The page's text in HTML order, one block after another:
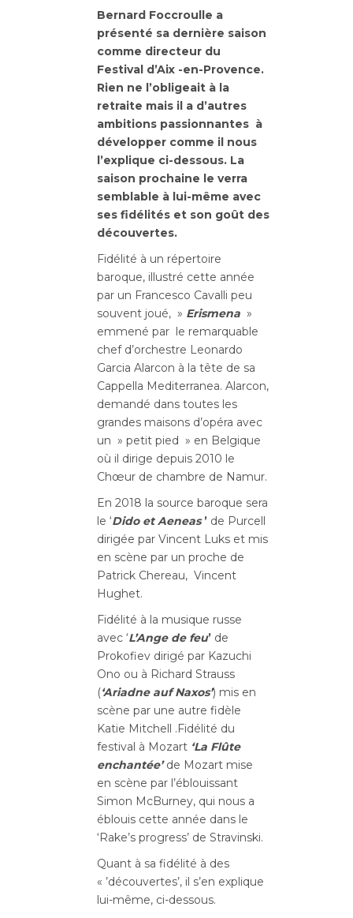
Bernard Foccroulle a
présenté sa dernière saison
comme directeur du
Festival d’Aix -en-Provence.
Rien ne l’obligeait à la
retraite mais il a d’autres
ambitions passionnantes à
développer comme il nous
l’explique ci-dessous. La
saison prochaine le verra
semblable à lui-même avec
ses fidélités et son goût des
découvertes.
Fidélité à un répertoire
baroque, illustré cette année
par un Francesco Cavalli peu
souvent joué, » Erismena »
emmené par le remarquable
chef d’orchestre Leonardo
Garcia Alarcon à la tête de sa
Cappella Mediterranea. Alarcon,
demandé dans toutes les
grandes maisons d’opéra avec
un » petit pied » en Belgique
où il dirige depuis 2010 le
Chœur de chambre de Namur.
En 2018 la source baroque sera
le ‘Dido et Aeneas’ de Purcell
dirigée par Vincent Luks et mis
en scène par un proche de
Patrick Chereau, Vincent
Hughet.
Fidélité à la musique russe
avec ‘L’Ange de feu’ de
Prokofiev dirigé par Kazuchi
Ono ou à Richard Strauss
(‘Ariadne auf Naxos’) mis en
scène par une autre fidèle
Katie Mitchell .Fidélité du
festival à Mozart ‘La Flûte
enchantée’ de Mozart mise
en scène par l’éblouissant
Simon McBurney, qui nous a
éblouis cette année dans le
‘Rake’s progress’ de Stravinski.
Quant à sa fidélité à des
« ’découvertes’, il s’en explique
lui-même, ci-dessous.